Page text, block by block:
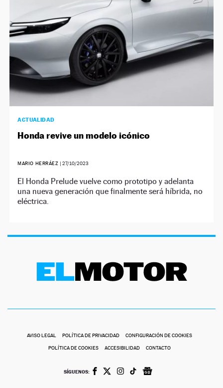
ACTUALIDAD
Honda revive un modelo icónico
MARIO HERRÁEZ | 27/10/2023
El Honda Prelude vuelve como prototipo y adelanta
una nueva generación que finalmente será híbrida, no
eléctrica.
AVISO LEGAL POLÍTICA DE PRIVACIDAD CONFIGURACIÓN DE COOKIES
POLÍTICA DE COOKIES ACCESIBILIDAD CONTACTO
SÍGUENOS: